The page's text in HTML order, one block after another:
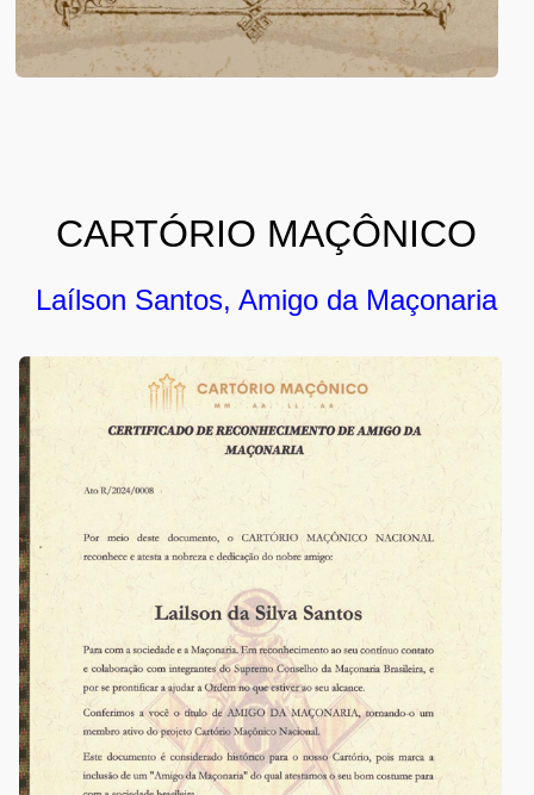
CARTÓRIO MAÇÔNICO
Laílson Santos, Amigo da Maçonaria